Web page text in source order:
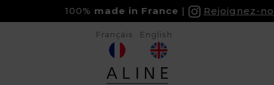
100%made in France Rejoignez-
Français English